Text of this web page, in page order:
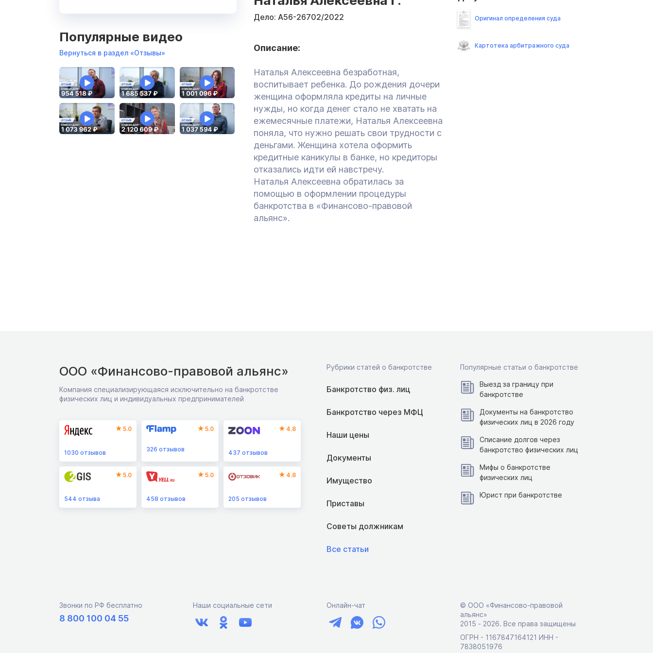
Популярные видео
Вернуться в раздел «Отзывы»
Дело: А56-26702/2022
Описание:
Наталья Алексеевна безработная,
воспитывает ребенка. До рождения дочери
женщина оформляла кредиты на личные
нужды, но когда денег стало не хватать на
ежемесячные платежи, Наталья Алексеевна
поняла, что нужно решать свои трудности с
деньгами. Женщина хотела оформить
кредитные каникулы в банке, но кредиторы
отказались идти ей навстречу.
Наталья Алексеевна обратилась за
помощью в оформлении процедуры
банкротства в «Финансово-правовой
альянс».
Оригинал определения суда
Картотека арбитражного суда
ООО «Финансово-правовой альянс»
Компания специализирующаяся исключительно на банкротстве
физических лиц и индивидуальных предпринимателей
5.0
1030 отзывов
5.0
326 отзывов
4.8
437 отзывов
5.0
544 отзыва
5.0
458 отзывов
4.8
205 отзывов
Рубрики статей о банкротстве
Банкротство физ. лиц
Банкротство через МФЦ
Наши цены
Документы
Имущество
Приставы
Советы должникам
Все статьи
Популярные статьи о банкротстве
Выезд за границу при
банкротстве
Документы на банкротство
физических лиц в 2026 году
Списание долгов через
банкротство физических лиц
Мифы о банкротстве
физических лиц
Юрист при банкротстве
Звонки по РФ бесплатно
8 800 100 04 55
Наши социальные сети Онлайн-чат
© ООО «Финансово-правовой
альянс»
2015 ‑ 2026. Все права защищены
ОГРН - 1167847164121 ИНН -
7838051976